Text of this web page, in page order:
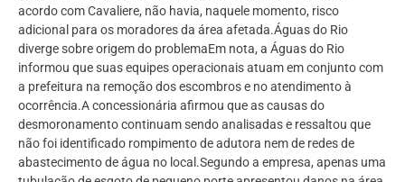
acordo com Cavaliere, não havia, naquele momento, risco
adicional para os moradores da área afetada.Águas do Rio
diverge sobre origem do problemaEm nota, a Águas do Rio
informou que suas equipes operacionais atuam em conjunto com
a prefeitura na remoção dos escombros e no atendimento à
ocorrência.A concessionária afirmou que as causas do
desmoronamento continuam sendo analisadas e ressaltou que
não foi identificado rompimento de adutora nem de redes de
abastecimento de água no local.Segundo a empresa, apenas uma